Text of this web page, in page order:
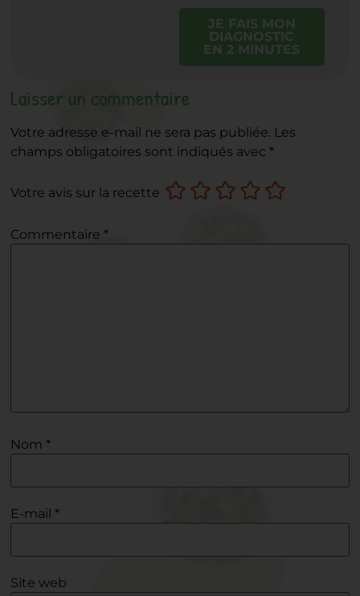
JE FAIS MON
DIAGNOSTIC
EN 2 MINUTES
Laisser un commentaire
Votre adresse e-mail ne sera pas publiée. Les
champs obligatoires sont indiqués avec *
Votre avis sur la recette
Commentaire *
Nom *
E-mail *
Site web